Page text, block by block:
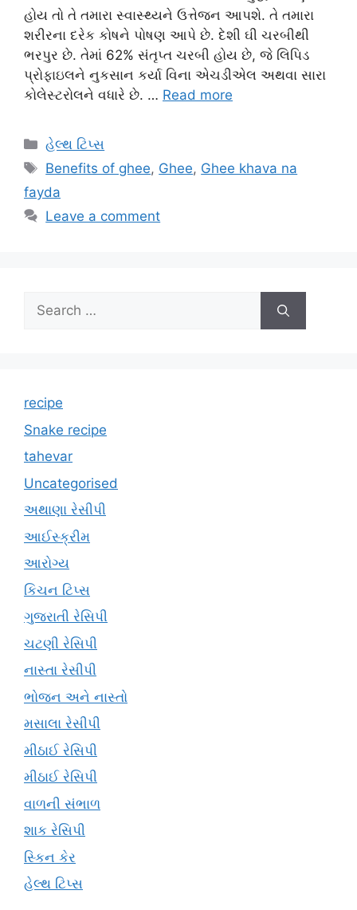
હોય તો તે તમારા સ્વાસ્થ્યને ઉત્તેજન આપશે. તે તમારા
શરીરના દરેક કોષને પોષણ આપે છે. દેશી ઘી ચરબીથી
ભરપુર છે. તેમાં 62% સંતૃપ્ત ચરબી હોય છે, જે લિપિડ
પ્રોફાઇલને નુકસાન કર્યા વિના એચડીએલ અથવા સારા
કોલેસ્ટરોલને વધારે છે. … Read more
Categories
હેલ્થ ટિપ્સ
Tags
Benefits of ghee, Ghee, Ghee khava na
fayda
Leave a comment
Search
for:
recipe
Snake recipe
tahevar
Uncategorised
અથાણા રેસીપી
આઈસ્ક્રીમ
આરોગ્ય
કિચન ટિપ્સ
ગુજરાતી રેસિપી
ચટણી રેસિપી
નાસ્તા રેસીપી
ભોજન અને નાસ્તો
મસાલા રેસીપી
મીઠાઈ રેસિપી
મીઠાઈ રેસિપી
વાળની સંભાળ
શાક રેસિપી
સ્કિન કેર
હેલ્થ ટિપ્સ